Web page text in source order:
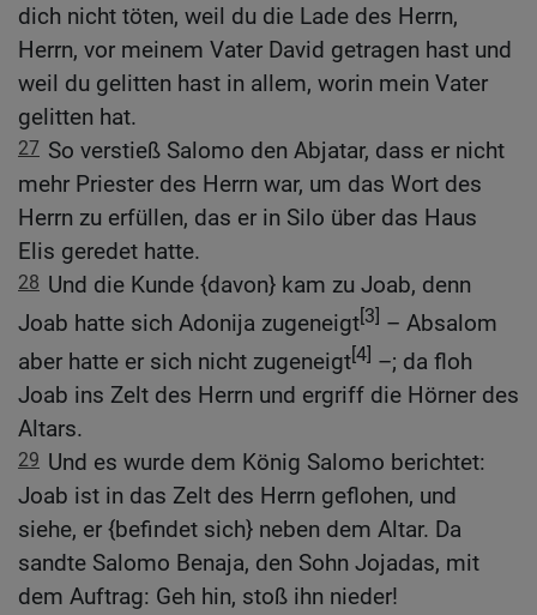
dich nicht töten, weil du die Lade des Herrn,
Herrn, vor meinem Vater David getragen hast und
weil du gelitten hast in allem, worin mein Vater
gelitten hat.
27 So verstieß Salomo den Abjatar, dass er nicht
mehr Priester des Herrn war, um das Wort des
Herrn zu erfüllen, das er in Silo über das Haus
Elis geredet hatte.
28 Und die Kunde {davon} kam zu Joab, denn
Joab hatte sich Adonija zugeneigt[3] – Absalom
aber hatte er sich nicht zugeneigt[4] –; da floh
Joab ins Zelt des Herrn und ergriff die Hörner des
Altars.
29 Und es wurde dem König Salomo berichtet:
Joab ist in das Zelt des Herrn geflohen, und
siehe, er {befindet sich} neben dem Altar. Da
sandte Salomo Benaja, den Sohn Jojadas, mit
dem Auftrag: Geh hin, stoß ihn nieder!